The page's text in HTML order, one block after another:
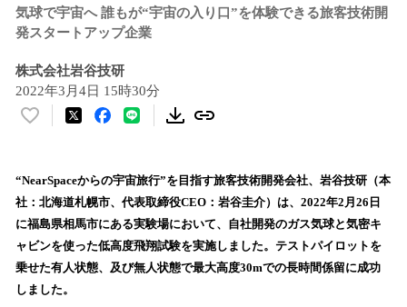
気球で宇宙へ 誰もが“宇宙の入り口”を体験できる旅客技術開
発スタートアップ企業
株式会社岩谷技研
2022年3月4日 15時30分
い
！
数
を
読
込
み
“NearSpaceからの宇宙旅行”を目指す旅客技術開発会社、岩谷技研（本
社：北海道札幌市、代表取締役CEO：岩谷圭介）は、2022年2月26日
に福島県相馬市にある実験場において、自社開発のガス気球と気密キ
ャビンを使った低高度飛翔試験を実施しました。テストパイロットを
乗せた有人状態、及び無人状態で最大高度30mでの長時間係留に成功
しました。